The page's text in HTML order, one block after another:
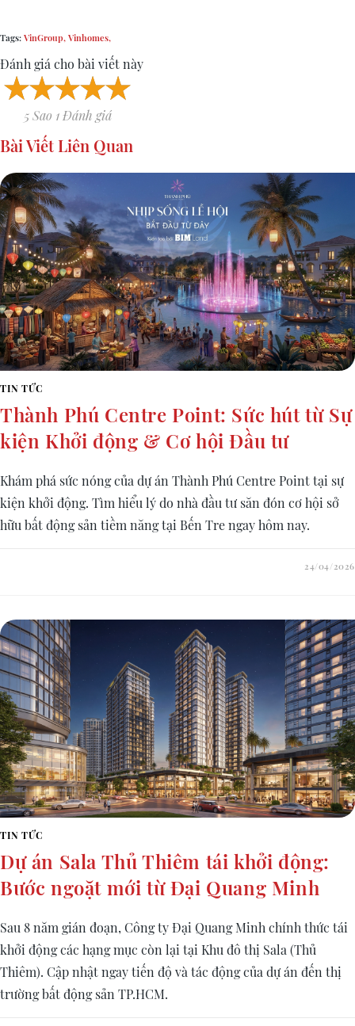
Tags: VinGroup, Vinhomes,
Đánh giá cho bài viết này
5 Sao 1 Đánh giá
Bài Viết Liên Quan
TIN TỨC
Thành Phú Centre Point: Sức hút từ Sự
kiện Khởi động & Cơ hội Đầu tư
Khám phá sức nóng của dự án Thành Phú Centre Point tại sự
kiện khởi động. Tìm hiểu lý do nhà đầu tư săn đón cơ hội sở
hữu bất động sản tiềm năng tại Bến Tre ngay hôm nay.
24/04/2026
TIN TỨC
Dự án Sala Thủ Thiêm tái khởi động:
Bước ngoặt mới từ Đại Quang Minh
Sau 8 năm gián đoạn, Công ty Đại Quang Minh chính thức tái
khởi động các hạng mục còn lại tại Khu đô thị Sala (Thủ
Thiêm). Cập nhật ngay tiến độ và tác động của dự án đến thị
trường bất động sản TP.HCM.